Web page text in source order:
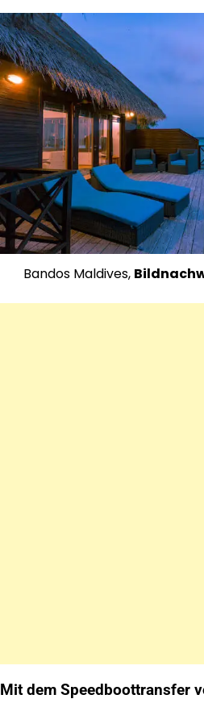
Bandos Maldives,
Mit dem Speedboottransfer